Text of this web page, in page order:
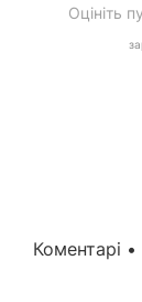
Оцініть
Коментарі •